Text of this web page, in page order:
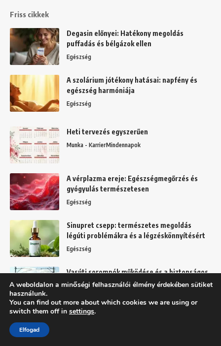
Friss cikkek
Degasin előnyei: Hatékony megoldás
puffadás és bélgázok ellen
Egészség
A szolárium jótékony hatásai: napfény és
egészség harmóniája
Egészség
Heti tervezés egyszerűen
Munka - KarrierMindennapok
A vérplazma ereje: Egészségmegőrzés és
gyógyulás természetesen
Egészség
Sinupret csepp: természetes megoldás
légúti problémákra és a légzéskönnyítésért
Egészség
Vasúti sorompók működése és a biztonságos
átkelés a síneken
Felhasználási feltételek
A weboldalon a minőségi felhasználói élmény érdekében sütiket
használunk.
You can find out more about which cookies we are using or
switch them off in settings.
Elfogad